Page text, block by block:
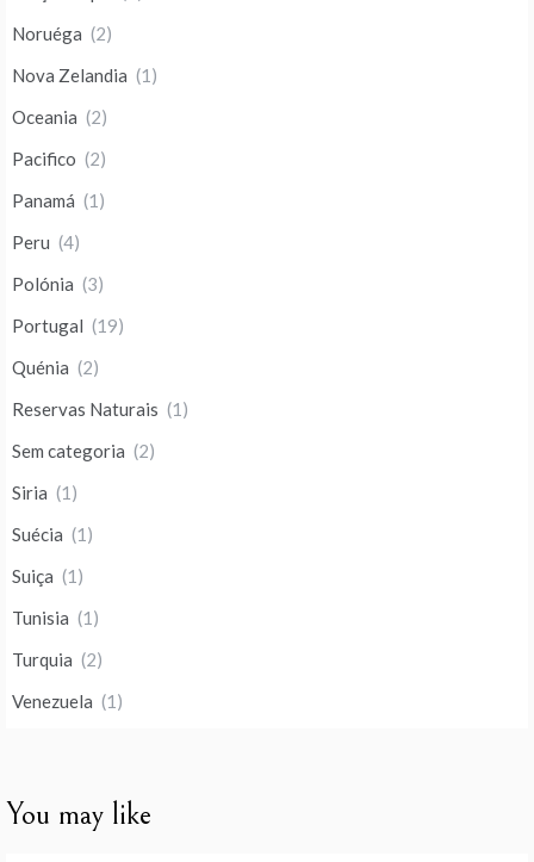
Noruéga (2)
Nova Zelandia (1)
Oceania (2)
Pacifico (2)
Panamá (1)
Peru (4)
Polónia (3)
Portugal (19)
Quénia (2)
Reservas Naturais (1)
Sem categoria (2)
Siria (1)
Suécia (1)
Suiça (1)
Tunisia (1)
Turquia (2)
Venezuela (1)
You may like